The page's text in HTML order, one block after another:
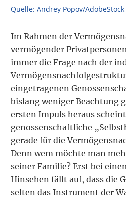
Quelle: Andrey Popov/AdobeStock
Im Rahmen der
vermögender
immer die Frage nach der
eingetragenen
bislang weniger Beachtung
ersten Impuls heraus
genossenschaftliche
gerade für die
Denn wem möchte man
seiner Familie? Erst bei
Hinsehen fällt auf, dass die
selten das Instrument der